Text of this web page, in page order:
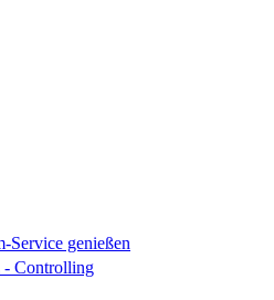
Service genießen
Controlling